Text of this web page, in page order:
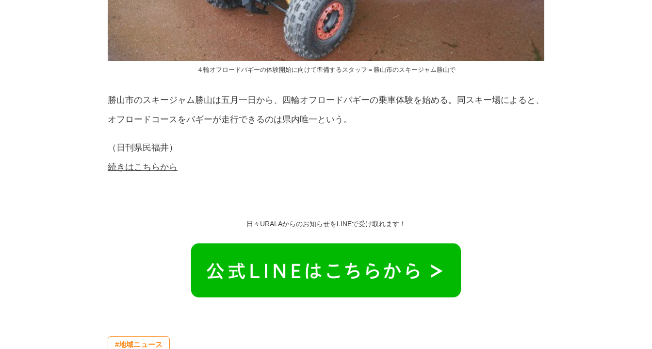
４輪オフロードバギーの体験開始に向けて準備するスタッフ＝勝山市のスキージャム勝山で
勝山市のスキージャム勝山は五月一日から、四輪オフロードバギーの乗車体験を始める。同スキー場によると、
オフロードコースをバギーが走行できるのは県内唯一という。
（日刊県民福井）
続きはこちらから
日々URALAからのお知らせをLINEで受け取れます！
#地域ニュース